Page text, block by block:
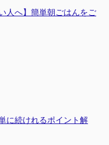
人へ】簡単朝ごはんをご
に続けれるポイント解